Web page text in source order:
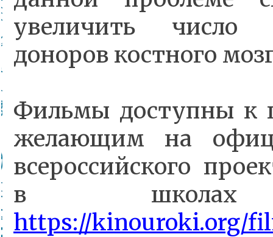
увеличить число
доноров костного
Фильмы доступны к
желающим на
всероссийского
в школах
https://kinouroki.org/